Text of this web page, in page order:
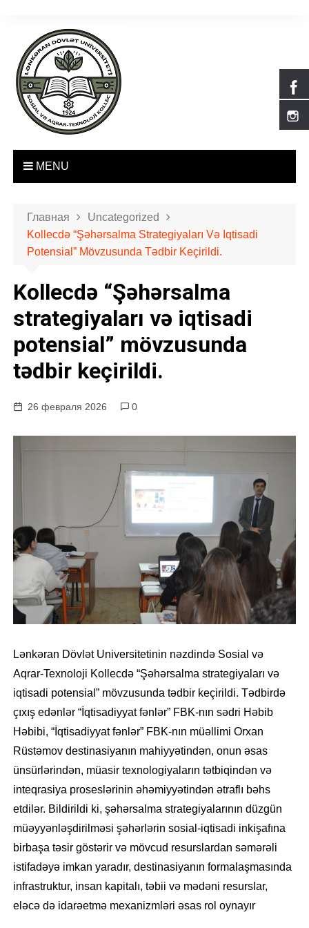
MENU
Главная
Uncategorized
Kollecdə “Şəhərsalma Strategiyaları Və Iqtisadi
Potensial” Mövzusunda Tədbir Keçirildi.
Kollecdə “Şəhərsalma
strategiyaları və iqtisadi
potensial” mövzusunda
tədbir keçirildi.
26 февраля 2026 0
Lənkəran Dövlət Universitetinin nəzdində Sosial və
Aqrar-Texnoloji Kollecdə “Şəhərsalma strategiyaları və
iqtisadi potensial” mövzusunda tədbir keçirildi. Tədbirdə
çıxış edənlər “İqtisadiyyat fənlər” FBK-nın sədri Həbib
Həbibi, “İqtisadiyyat fənlər” FBK-nın müəllimi Orxan
Rüstəmov destinasiyanın mahiyyətindən, onun əsas
ünsürlərindən, müasir texnologiyaların tətbiqindən və
inteqrasiya proseslərinin əhəmiyyətindən ətraflı bəhs
etdilər. Bildirildi ki, şəhərsalma strategiyalarının düzgün
müəyyənləşdirilməsi şəhərlərin sosial-iqtisadi inkişafına
birbaşa təsir göstərir və mövcud resurslardan səmərəli
istifadəyə imkan yaradır, destinasiyanın formalaşmasında
infrastruktur, insan kapitalı, təbii və mədəni resurslar,
eləcə də idarəetmə mexanizmləri əsas rol oynayır